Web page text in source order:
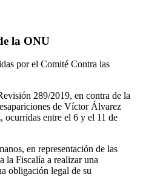
la ONU
por el Comité Contra las
289/2019, en contra de la
de Víctor Álvarez
entre el 6 y el 11 de
en representación de las
la Fiscalía a realizar una
obligación legal de su